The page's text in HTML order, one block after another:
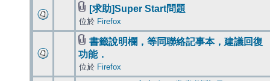
[求助]Super Start問題
位於 Firefox
書籤說明欄，等同聯絡記事本，建議回復
功能．
位於 Firefox